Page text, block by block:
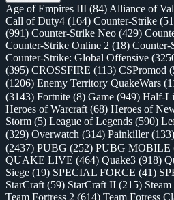
Age of Empires III (84) Alliance of
Call of Duty4 (164) Counter-Strike
(991) Counter-Strike Neo (429)
Counter-Strike Online 2 (18) Counter-
Counter-Strike: Global Offensive
(395) CROSSFIRE (113) CSPromod
(1206) Enemy Territory QuakeWars
(3143) Fortnite (8) Game (949) Half-
Heroes of Warcraft (68) Heroes of
Storm (5) League of Legends (590)
(329) Overwatch (314) Painkiller(133)
(2437) PUBG (252) PUBG MOBILE
QUAKE LIVE (464) Quake3 (918)
Siege (19) SPECIAL FORCE (41)
StarCraft (59) StarCraft II (215) Steam
Team Fortress 2 (614) Team Fotress